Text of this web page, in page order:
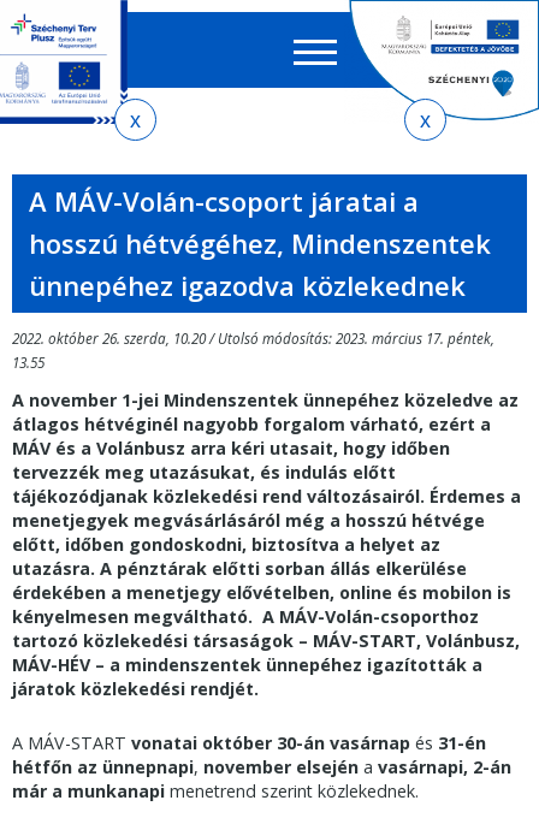
almenühöz
tartalomra
oldaltérképre
EN HU
űrlap
A MÁV-Volán-csoport járatai a
hosszú hétvégéhez, Mindenszentek
ünnepéhez igazodva közlekednek
2022. október 26. szerda, 10.20 / Utolsó módosítás: 2023. március 17. péntek,
13.55
A november 1-jei Mindenszentek ünnepéhez közeledve az
átlagos hétvéginél nagyobb forgalom várható, ezért a
MÁV és a Volánbusz arra kéri utasait, hogy időben
tervezzék meg utazásukat, és indulás előtt
tájékozódjanak közlekedési rend változásairól. Érdemes a
menetjegyek megvásárlásáról még a hosszú hétvége
előtt, időben gondoskodni, biztosítva a helyet az
utazásra. A pénztárak előtti sorban állás elkerülése
érdekében a menetjegy elővételben, online és mobilon is
kényelmesen megváltható. A MÁV-Volán-csoporthoz
tartozó közlekedési társaságok – MÁV-START, Volánbusz,
MÁV-HÉV – a mindenszentek ünnepéhez igazították a
járatok közlekedési rendjét.
A MÁV-START vonatai október 30-án vasárnap és 31-én
hétfőn az ünnepnapi, november elsején a vasárnapi, 2-án
már a munkanapi menetrend szerint közlekednek.